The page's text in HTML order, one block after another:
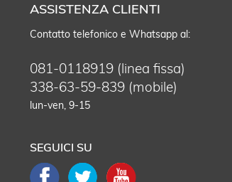
ASSISTENZA CLIENTI
Contatto telefonico e Whatsapp al:
081-0118919 (linea fissa)
338-63-59-839 (mobile)
lun-ven, 9-15
SEGUICI SU